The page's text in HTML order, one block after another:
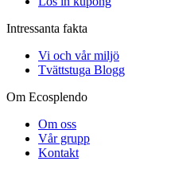
Intressanta fakta
Vi och vår miljö
Tvättstuga Blogg
Om Ecosplendo
Om oss
Vår grupp
Kontakt